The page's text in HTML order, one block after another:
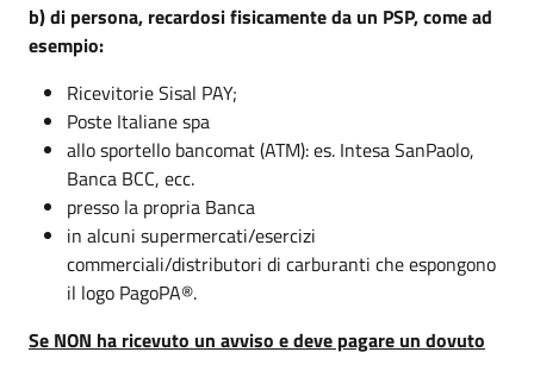
b) di persona, recardosi fisicamente da un PSP, come ad
esempio:
Ricevitorie Sisal PAY;
Poste Italiane spa
allo sportello bancomat (ATM): es. Intesa SanPaolo,
Banca BCC, ecc.
presso la propria Banca
in alcuni supermercati/esercizi
commerciali/distributori di carburanti che espongono
il logo PagoPA®.
Se NON ha ricevuto un avviso e deve pagare un dovuto